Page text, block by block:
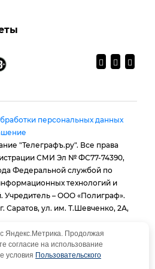
персональных данных
"Телеграфъ.ру". Все права
СМИ Эл № ФС77-74390,
Федеральной службой по
технологий и
Учредитель – ООО «Полиграф».
Саратов, ул. им. Т.Шевченко, 2А,
Е. В.
сайта - гиперссылка
Яндекс.Метрика. Продолжая
согласие на использование
условия Пользовательского